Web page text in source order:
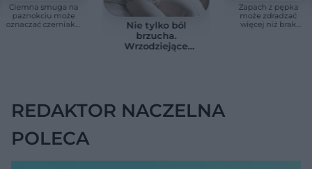
Ciemna smuga na
paznokciu może
oznaczać czerniaka.
Nie tylko ból
brzucha.
Wrzodziejące
Zapach z pępka
może zdradzać
więcej niż brak
REDAKTOR NACZELNA
POLECA